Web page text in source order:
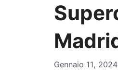
Gennaio 11, 2024